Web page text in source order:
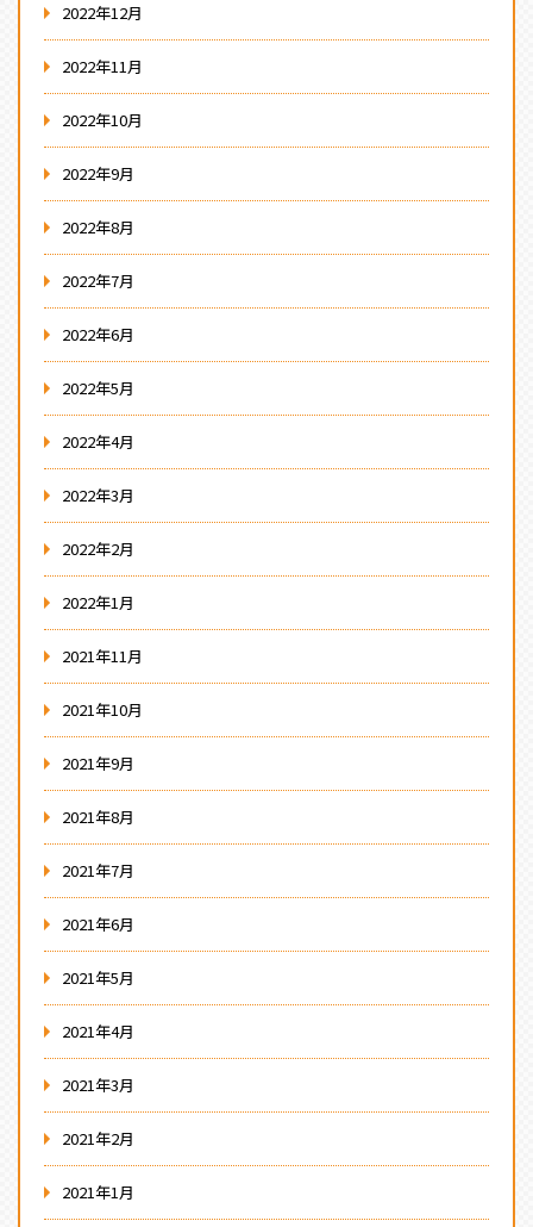
2022年12月
2022年11月
2022年10月
2022年9月
2022年8月
2022年7月
2022年6月
2022年5月
2022年4月
2022年3月
2022年2月
2022年1月
2021年11月
2021年10月
2021年9月
2021年8月
2021年7月
2021年6月
2021年5月
2021年4月
2021年3月
2021年2月
2021年1月